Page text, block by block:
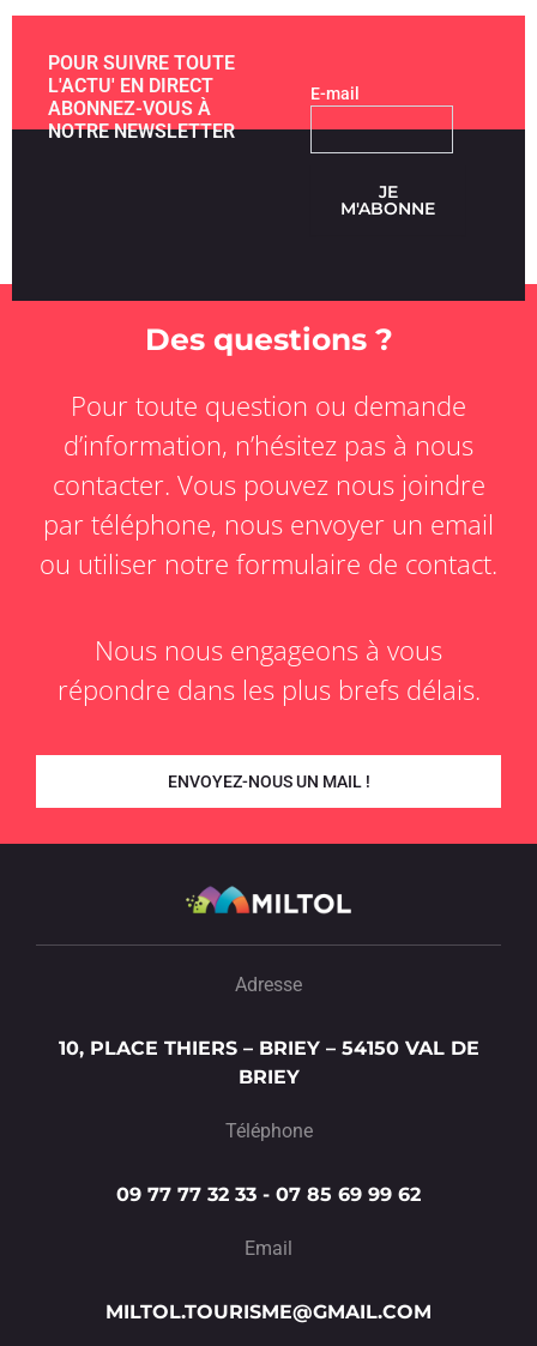
POUR SUIVRE TOUTE
L'ACTU' EN DIRECT
ABONNEZ-VOUS À
NOTRE NEWSLETTER
E-mail
JE
M'ABONNE
Adresse
10, PLACE THIERS – BRIEY – 54150 VAL DE
BRIEY
Téléphone
09 77 77 32 33 - 07 85 69 99 62
Email
MILTOL.TOURISME@GMAIL.COM
Des questions ?
Pour toute question ou demande
d’information, n’hésitez pas à nous
contacter. Vous pouvez nous joindre
par téléphone, nous envoyer un email
ou utiliser notre formulaire de contact.
Nous nous engageons à vous
répondre dans les plus brefs délais.
ENVOYEZ-NOUS UN MAIL !